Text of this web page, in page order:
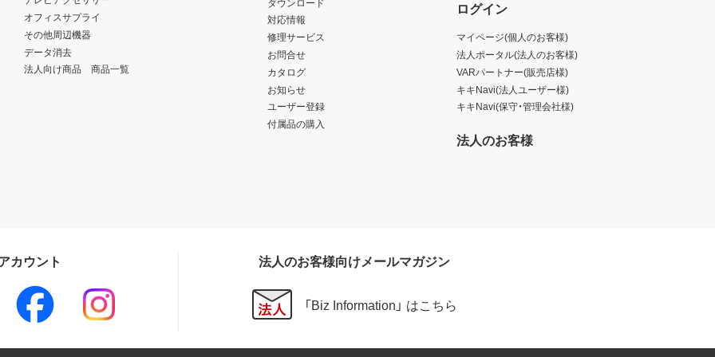
オフィスサプライ
その他周辺機器
データ消去
法人向け商品 商品一覧
対応情報
修理サービス
お問合せ
カタログ
お知らせ
ユーザー登録
付属品の購入
ログイン
マイページ(個人のお客様)
法人ポータル(法人のお客様)
VARパートナー(販売店様)
キキNavi(法人ユーザー様)
キキNavi(保守・管理会社様)
法人のお客様
カウント 法人のお客様向けメールマガジン
「Biz Information」 はこちら